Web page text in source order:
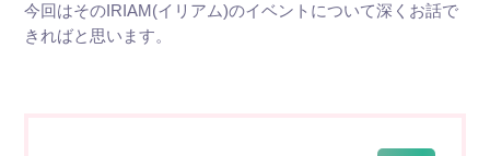
今回はそのIRIAM(イリアム)のイベントについて深くお話で
きればと思います。